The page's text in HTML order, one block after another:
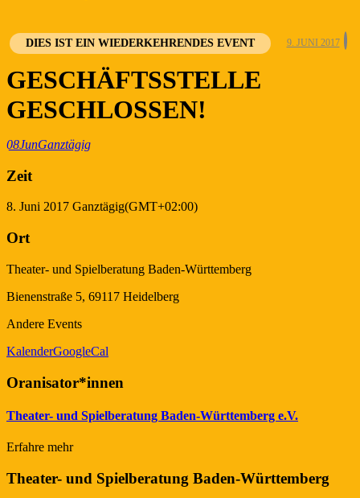
DIES IST EIN WIEDERKEHRENDES EVENT 9. JUNI 2017
GESCHÄFTSSTELLE
GESCHLOSSEN!
08JunGanztägig
Zeit
8. Juni 2017 Ganztägig(GMT+02:00)
Ort
Theater- und Spielberatung Baden-Württemberg
Bienenstraße 5, 69117 Heidelberg
Andere Events
KalenderGoogleCal
Oranisator*innen
Theater- und Spielberatung Baden-Württemberg e.V.
Erfahre mehr
Theater- und Spielberatung Baden-Württemberg